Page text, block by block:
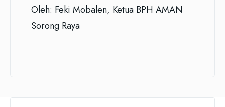
Oleh: Feki Mobalen, Ketua BPH AMAN
Sorong Raya